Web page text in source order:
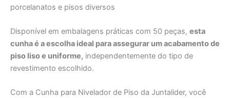
porcelanatos e pisos diversos
Disponível em embalagens práticas com 50 peças, esta
cunha é a escolha ideal para assegurar um acabamento de
piso liso e uniforme, independentemente do tipo de
revestimento escolhido.
Com a Cunha para Nivelador de Piso da Juntalider, você